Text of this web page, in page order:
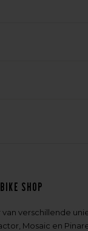
shop
verschillende
Mosaic en